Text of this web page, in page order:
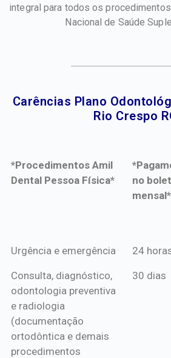
integral para todos os
Nacional de Saúde
Carências Plano
Rio Crespo
*Procedimentos Amil
Dental Pessoa Física*
no
mensal*
*Procedimentos Amil
mensal*
Urgência e emergência 24
Consulta, diagnóstico,
odontologia preventiva
e radiologia
(documentação
ortodôntica e demais
procedimentos
30 dias